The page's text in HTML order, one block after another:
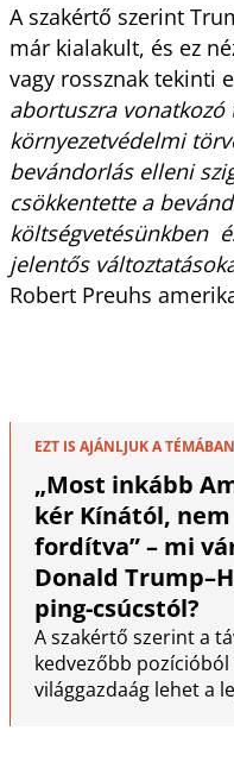
A szakértő szerint
már kialakult, és ez
vagy rossznak tekinti
abortuszra vonatkozó
környezetvédelmi
bevándorlás elleni
csökkentette a
költségvetésünkben
jelentős
Robert Preuhs
EZT IS AJÁNLJUK A TÉMÁBAN
„Most inkább
kér Kínától, nem
fordítva” – mi
Donald
ping-csúcstól?
A szakértő szerint a
kedvezőbb
világgazdaág lehet a